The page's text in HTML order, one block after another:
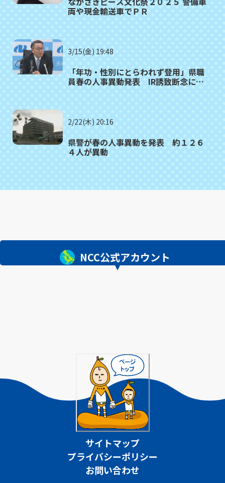
両や現金輸送車でＰＲ
3/15(金) 19:48
「年功・性別にとらわれず登用」県職
員春の人事異動発表 IR誘致断念に知
2/22(木) 20:16
県警が春の人事異動を発表 約１２６
４人が異動
NCC公式アカウント
サイトマップ
プライバシーポリシー
お問い合わせ